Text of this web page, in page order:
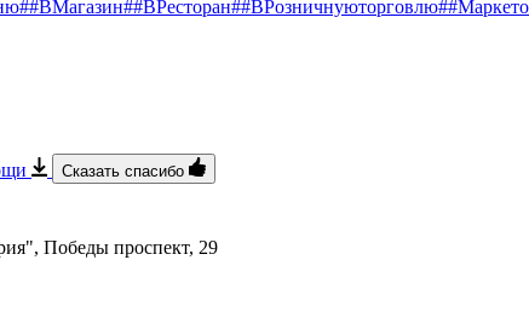
##ВМагазин##ВРесторан##ВРозничнуюторговлю
Сказать спасибо
​Победы проспект, 29